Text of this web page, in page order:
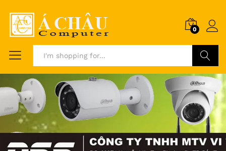
0
Search